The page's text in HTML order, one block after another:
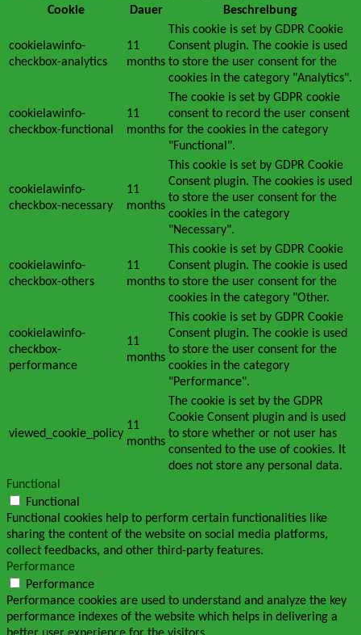
Cookie
Dauer Beschreibung
cookielawinfo-
checkbox-analytics
11
months
This cookie is set by GDPR Cookie
Consent plugin. The cookie is used
to store the user consent for the
cookies in the category "Analytics".
cookielawinfo-
checkbox-functional
11
months
The cookie is set by GDPR cookie
consent to record the user consent
for the cookies in the category
"Functional".
cookielawinfo-
checkbox-necessary
11
months
This cookie is set by GDPR Cookie
Consent plugin. The cookies is used
to store the user consent for the
cookies in the category
"Necessary".
cookielawinfo-
checkbox-others
11
months
This cookie is set by GDPR Cookie
Consent plugin. The cookie is used
to store the user consent for the
cookies in the category "Other.
cookielawinfo-
checkbox-
performance
11
months
This cookie is set by GDPR Cookie
Consent plugin. The cookie is used
to store the user consent for the
cookies in the category
"Performance".
viewed_cookie_policy
11
months
The cookie is set by the GDPR
Cookie Consent plugin and is used
to store whether or not user has
consented to the use of cookies. It
does not store any personal data.
Functional
Functional
Functional cookies help to perform certain functionalities like
sharing the content of the website on social media platforms,
collect feedbacks, and other third-party features.
Performance
Performance
Performance cookies are used to understand and analyze the key
performance indexes of the website which helps in delivering a